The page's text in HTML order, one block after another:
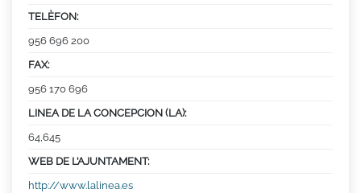
TELÈFON:
956 696 200
FAX:
956 170 696
LINEA DE LA CONCEPCION (LA):
64,645
WEB DE L’AJUNTAMENT:
http://www.lalinea.es